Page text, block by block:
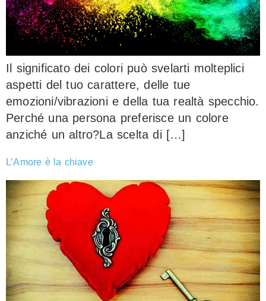
Il significato dei colori può svelarti molteplici
aspetti del tuo carattere, delle tue
emozioni/vibrazioni e della tua realtà specchio.
Perché una persona preferisce un colore
anziché un altro?La scelta di […]
L’Amore è la chiave